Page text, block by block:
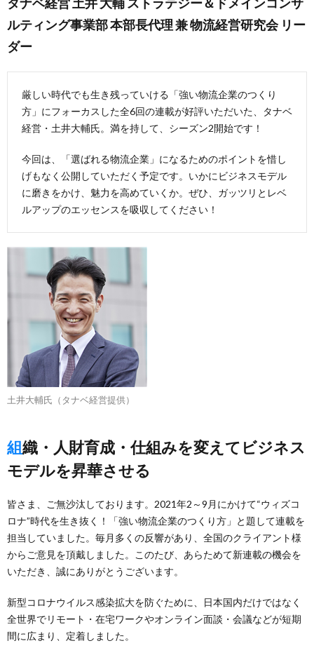
ルティング事業部 本部長代理 兼 物流経営研究会 リー
ダー
厳しい時代でも生き残っていける「強い物流企業のつくり
方」にフォーカスした全6回の連載が好評いただいた、タナベ
経営・土井大輔氏。満を持して、シーズン2開始です！
今回は、「選ばれる物流企業」になるためのポイントを惜し
げもなく公開していただく予定です。いかにビジネスモデル
に磨きをかけ、魅力を高めていくか。ぜひ、ガッツリとレベ
ルアップのエッセンスを吸収してください！
土井大輔氏（タナベ経営提供）
組織・人財育成・仕組みを変えてビジネス
モデルを昇華させる
皆さま、ご無沙汰しております。2021年2～9月にかけて“ウィズコ
ロナ”時代を生き抜く！「強い物流企業のつくり方」と題して連載を
担当していました。毎月多くの反響があり、全国のクライアント様
からご意見を頂戴しました。このたび、あらためて新連載の機会を
いただき、誠にありがとうございます。
新型コロナウイルス感染拡大を防ぐために、日本国内だけではなく
全世界でリモート・在宅ワークやオンライン面談・会議などが短期
間に広まり、定着しました。